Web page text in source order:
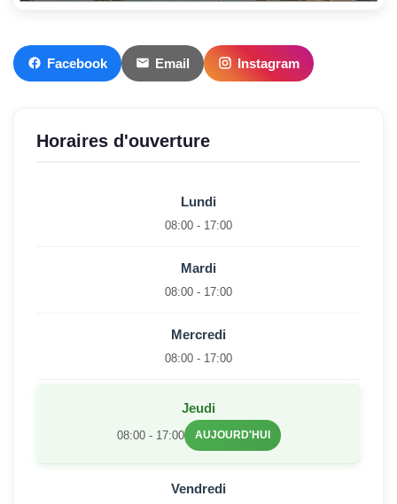
Facebook Email Instagram
Horaires d'ouverture
Lundi
08:00 - 17:00
Mardi
08:00 - 17:00
Mercredi
08:00 - 17:00
Jeudi
08:00 - 17:00 AUJOURD'HUI
Vendredi